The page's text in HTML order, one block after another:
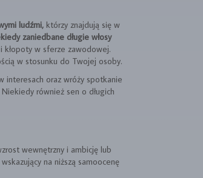
ludźmi, którzy znajdują się w
zaniedbane długie włosy
kłopoty w sferze zawodowej.
w stosunku do Twojej osoby.
interesach oraz wróży spotkanie
również sen o długich
wewnętrzny i ambicję lub
na niższą samoocenę